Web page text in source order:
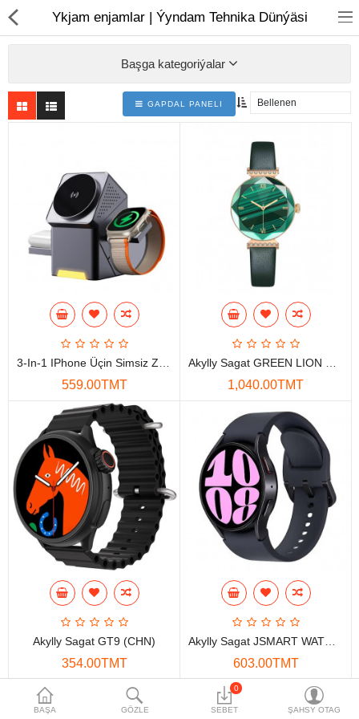
Monobloklar
Kompýuter düzüjiler
Monitorlar
Kompýuter aksesuarlary
Printerler
Maglumat toplaýjylar
Aksesuarlar
Gorag we howpsuzlyk
Tor Enjamlary
Öý enjamlary
Telefon ulgamy
Akylly öý
Ykjam enjamlar
Proýektorlar
Gurallar
Oýun konsoly
BAŞA GÖZLE
0
SEBET ŞAHSY OTAG
Ykjam enjamlar | Ýyndam Tehnika Dünýäsi
Başga kategoriýalar
GAPDAL PANELI
559.00TMT 1,040.00TMT
Akylly Sagat GT9 (CHN)
354.00TMT 603.00TMT